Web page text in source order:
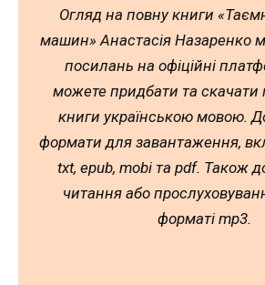
Огляд на повну книги
машин» Анастасія Назаренко
посилань на офіційні
можете придбати та скачати
книги українською мовою.
формати для завантаження,
txt, epub, mobi та pdf. Також
читання або
форматі mp3.